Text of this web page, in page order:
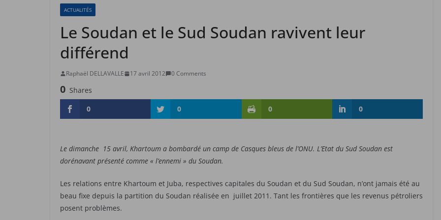
ACTUALITÉS
Le Soudan et le Sud Soudan ravivent leur
différend
Raphaël DELLAVALLE 17 avril 2012 0 Comments
0 Shares
0
0 0 0
Le dimanche 15 avril, Khartoum a bombardé un camp de Casques bleus de l’ONU. L’Etat du Sud Soudan est
dorénavant présenté comme « l’ennemi » du Soudan.
Les relations entre Khartoum et Juba, respectives capitales du Soudan et du Sud Soudan, n’ont jamais été au
beau fixe depuis la partition du Soudan réalisée en juillet 2011. Tant les frontières que les revenus pétroliers
posent problèmes.